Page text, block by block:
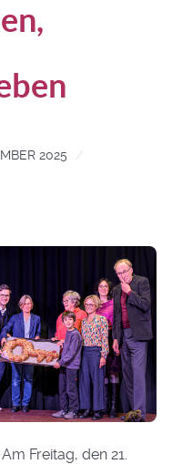
2025
Freitag, den 21.